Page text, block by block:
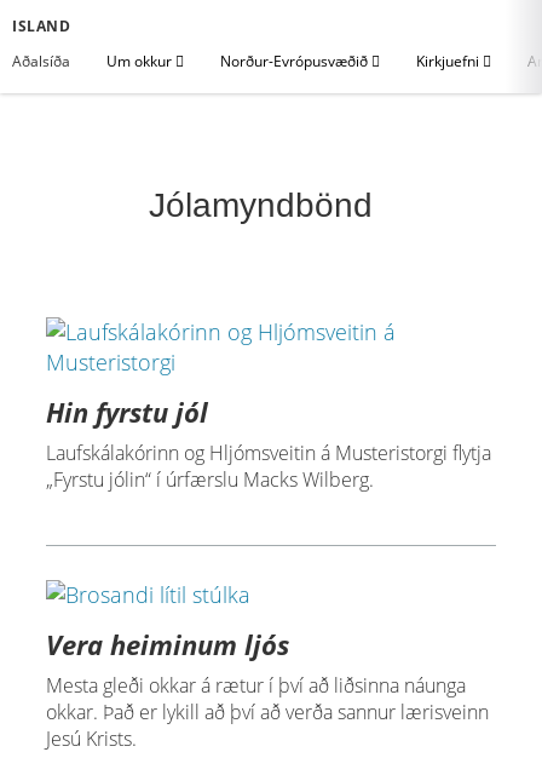
ISLAND
Aðalsíða
Um okkur Norður-Evrópusvæðið Kirkjuefni
Jólamyndbönd
Hin fyrstu jól
Laufskálakórinn og Hljómsveitin á Musteristorgi flytja
„Fyrstu jólin“ í úrfærslu Macks Wilberg.
Vera heiminum ljós
Mesta gleði okkar á rætur í því að liðsinna náunga
okkar. Það er lykill að því að verða sannur lærisveinn
Jesú Krists.